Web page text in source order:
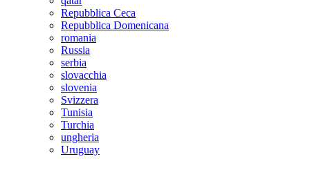
Repubblica Ceca
Repubblica Domenicana
romania
Russia
serbia
slovacchia
slovenia
Svizzera
Tunisia
Turchia
ungheria
Uruguay